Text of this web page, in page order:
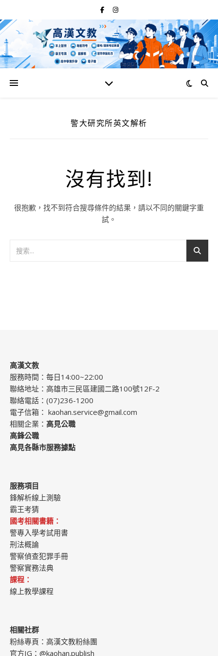
警大研究所英文解析
沒有找到!
很抱歉，找不到符合搜尋條件的結果，請以不同的關鍵字重
試。
高漢文教
服務時間：每日14:00~22:00
聯絡地址：高雄市三民區建國二路100號12F-2
聯絡電話：(07)236-1200
電子信箱： kaohan.service@gmail.com
相關企業： 高見公職
高鋒公職
高見各縣市服務據點
服務項目
鋒解析線上測驗
霸王考猜
國考相關書籍：
警專入學考試用書
刑法概論
警察偵查犯罪手冊
警察實務法典
課程：
線上教學課程
相關社群
粉絲專頁： 高漢文教粉絲團
官方IG： @kaohan.publish